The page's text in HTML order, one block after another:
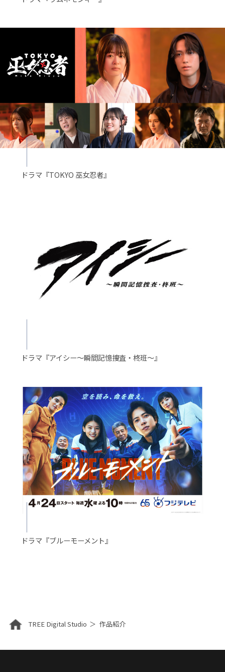
ドラマ『TOKYO 巫女忍者』
ドラマ『アイシー～瞬間記憶捜査・柊班～』
ドラマ『ブルーモーメント』
TREE Digital Studio 作品紹介